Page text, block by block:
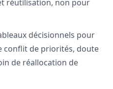
réutilisation, non pour
décisionnels pour
conflit de priorités, doute
de réallocation de